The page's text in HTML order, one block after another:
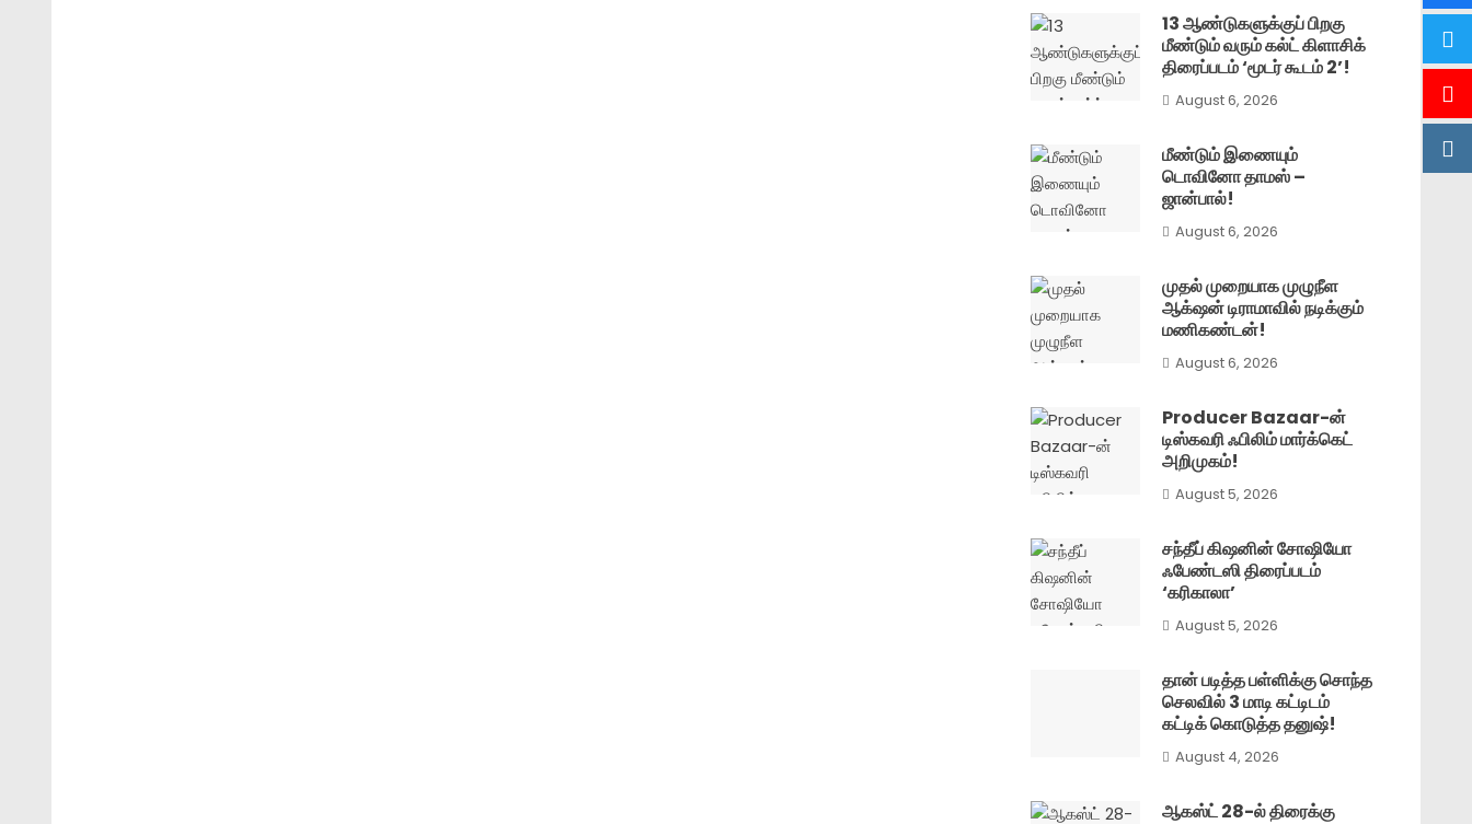
13 ஆண்டுகளுக்குப் பிறகு
மீண்டும் வரும் கல்ட் கிளாசிக்
திரைப்படம் ‘மூடர் கூடம் 2’!
August 6, 2026
மீண்டும் இணையும்
டொவினோ தாமஸ் –
ஜான்பால்!
August 6, 2026
முதல் முறையாக முழுநீள
ஆக்‌ஷன் டிராமாவில் நடிக்கும்
மணிகண்டன்!
August 6, 2026
Producer Bazaar-ன்
டிஸ்கவரி ஃபிலிம் மார்க்கெட்
அறிமுகம்!
August 5, 2026
சந்தீப் கிஷனின் சோஷியோ
ஃபேண்டஸி திரைப்படம்
‘கரிகாலா’
August 5, 2026
தான் படித்த பள்ளிக்கு சொந்த
செலவில் 3 மாடி கட்டிடம்
கட்டிக் கொடுத்த தனுஷ்!
August 4, 2026
ஆகஸ்ட் 28-ல் திரைக்கு